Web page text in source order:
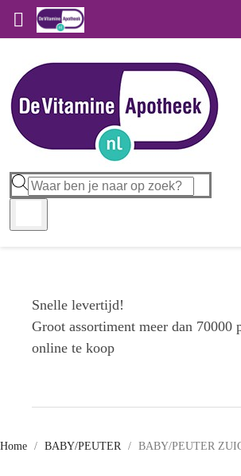

Snelle levertijd!
Groot assortiment meer dan 70000
online te koop
Home BABY/PEUTER BABY/PEUTER